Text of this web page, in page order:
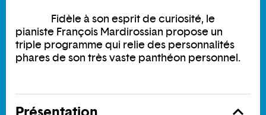
Fidèle à son esprit de curiosité, le
pianiste François Mardirossian propose un
triple programme qui relie des personnalités
phares de son très vaste panthéon personnel.